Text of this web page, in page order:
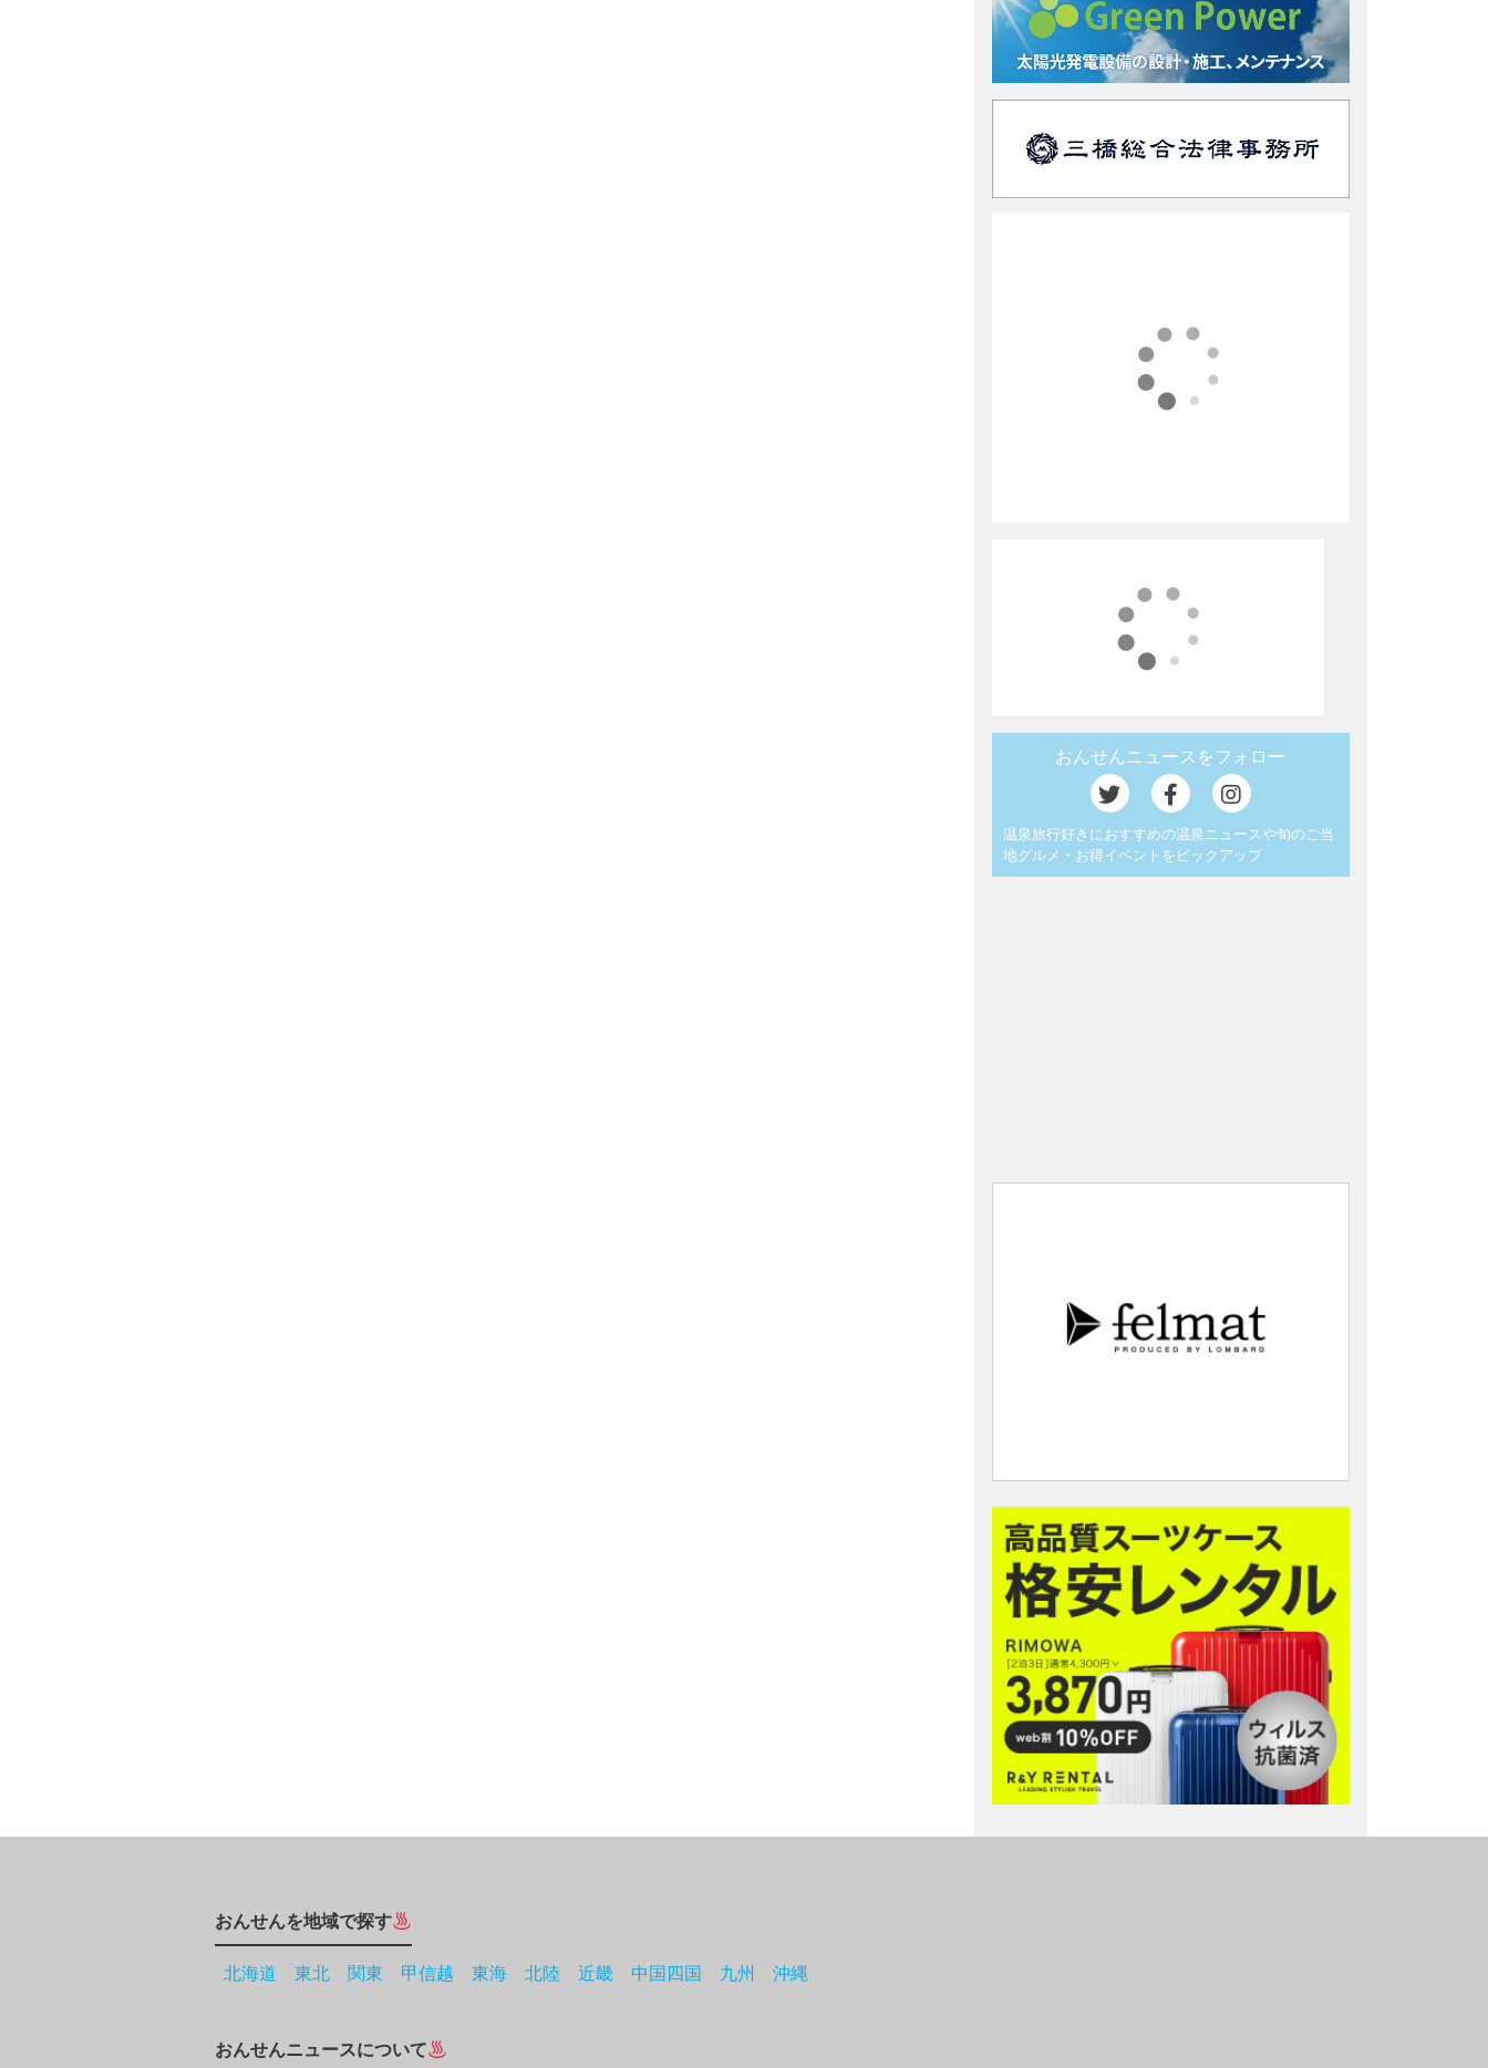
おんせんニュースをフォロー
温泉旅行好きにおすすめの温泉ニュースや旬のご当
地グルメ・お得イベントをピックアップ
おんせんを地域で探す
北海道 東北 関東 甲信越 東海 北陸 近畿 中国四国 九州 沖縄
おんせんニュースについて